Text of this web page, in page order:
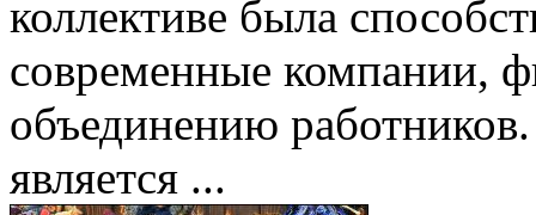
коллективе была
современные компании,
объединению
является ...